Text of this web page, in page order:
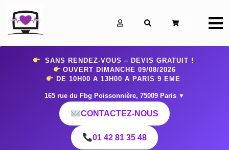
SANS RENDEZ-VOUS – DEVIS GRATUIT !
OUVERT DIMANCHE 09/08/2026
DE 10H00 A 13H00 A PARIS 9 EME
165 rue du Fbg Poissonnière, 75009 Paris ▼
CONTACTEZ-NOUS
01 42 81 35 48